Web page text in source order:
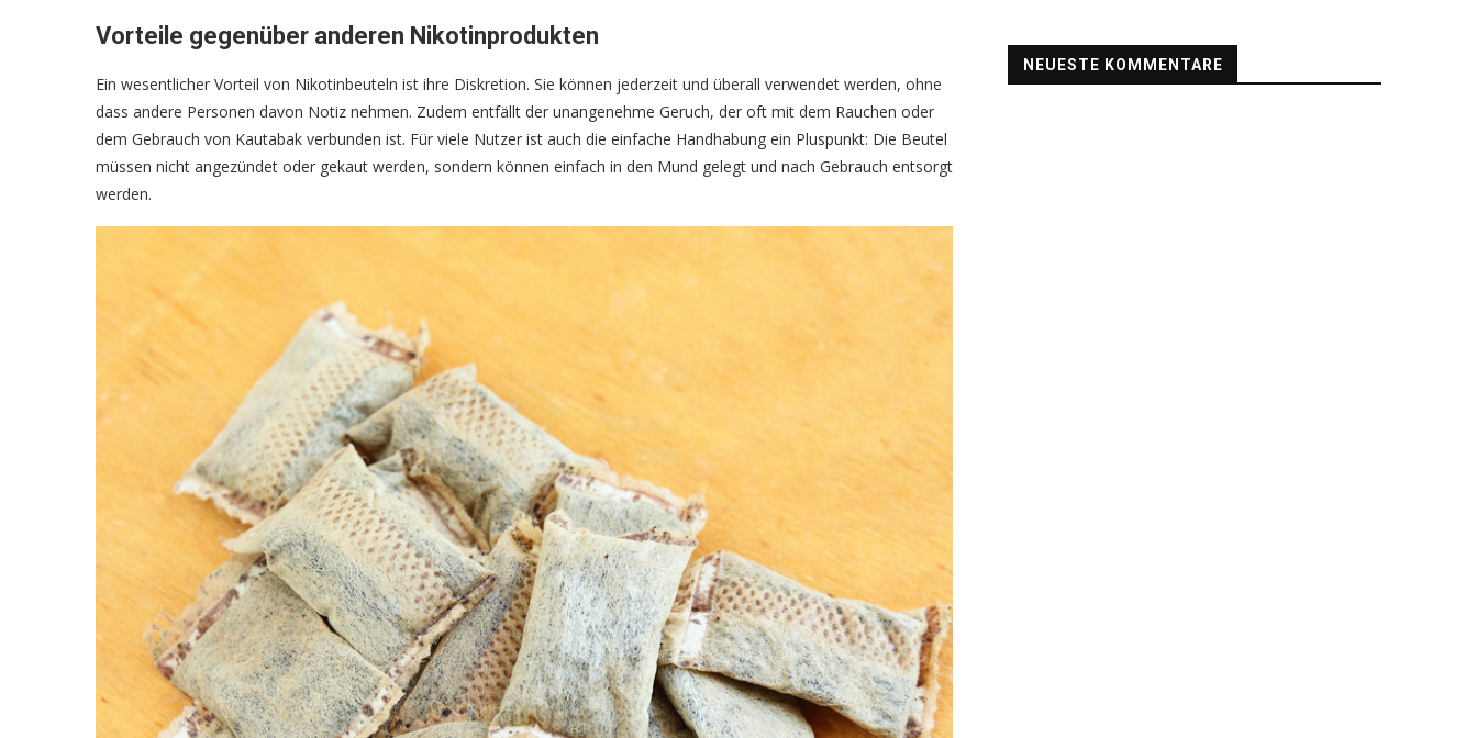
Vorteile gegenüber anderen Nikotinprodukten
Ein wesentlicher Vorteil von Nikotinbeuteln ist ihre Diskretion. Sie können jederzeit und überall verwendet werden, ohne
dass andere Personen davon Notiz nehmen. Zudem entfällt der unangenehme Geruch, der oft mit dem Rauchen oder
dem Gebrauch von Kautabak verbunden ist. Für viele Nutzer ist auch die einfache Handhabung ein Pluspunkt: Die Beutel
müssen nicht angezündet oder gekaut werden, sondern können einfach in den Mund gelegt und nach Gebrauch entsorgt
werden.
NEUESTE KOMMENTARE